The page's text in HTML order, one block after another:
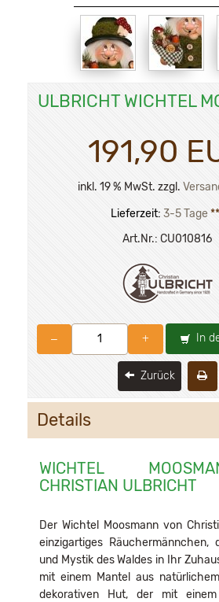
ULBRICHT WICHTEL
191,90
inkl. 19 % MwSt. zzgl.
Lieferzeit: 3-5 Tage
Art.Nr.: CU010816
– + In
Zurück
Details
WICHTEL
CHRISTIAN ULBRICHT
Der Wichtel Moosmann von
einzigartiges Räuchermännchen,
und Mystik des Waldes in Ihr
mit einem Mantel aus
dekorativen Hut, der mit